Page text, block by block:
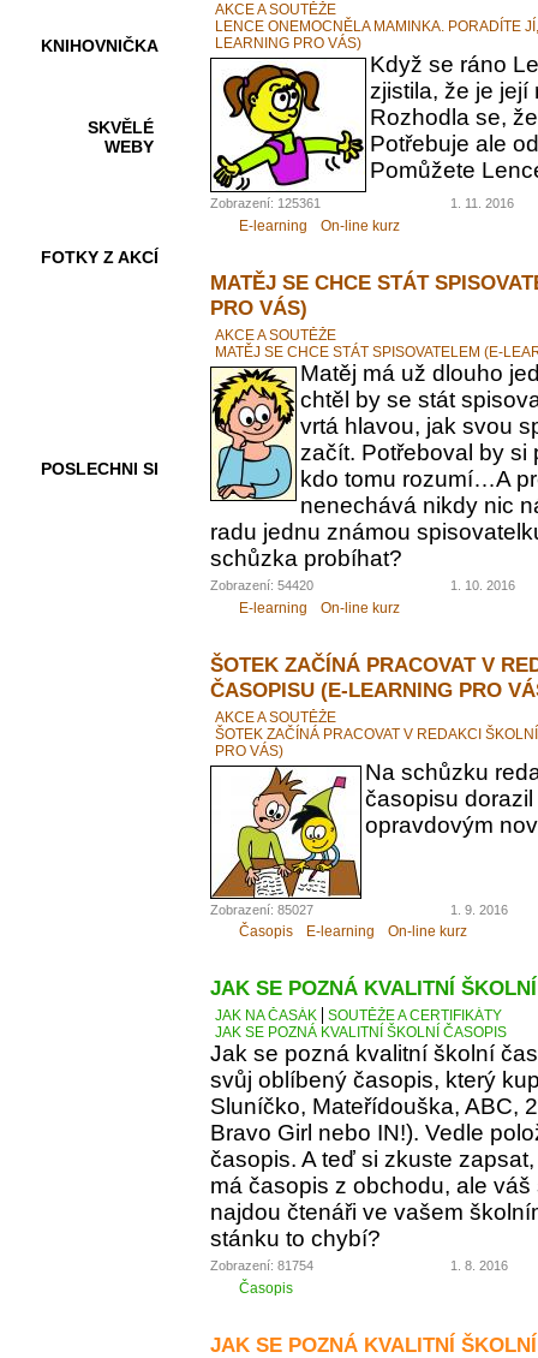
KNIHOVNIČKA
SKVĚLÉ
WEBY
FOTKY Z AKCÍ
POSLECHNI SI
AKCE A SOUTĚŽE
LENCE ONEMOCNĚLA MAMINKA. PORADÍTE
LEARNING PRO VÁS)
Když se ráno
zjistila, že je její
Rozhodla se,
Potřebuje ale
Pomůžete
Zobrazení: 125361 1. 11. 2016
E-learning On-line kurz
MATĚJ SE CHCE STÁT
PRO VÁS)
AKCE A SOUTĚŽE
MATĚJ SE CHCE STÁT SPISOVATELEM (E-
Matěj má už dlouho
chtěl by se stát
vrtá hlavou, jak svou
začít. Potřeboval by si
kdo tomu rozumí…A
nenechává nikdy nic
radu jednu známou
schůzka probíhat?
Zobrazení: 54420 1. 10. 2016
E-learning On-line kurz
ŠOTEK ZAČÍNÁ PRACOVAT V
ČASOPISU (E-LEARNING PRO
AKCE A SOUTĚŽE
ŠOTEK ZAČÍNÁ PRACOVAT V REDAKCI
PRO VÁS)
Na schůzku
časopisu
opravdovým
Zobrazení: 85027 1. 9. 2016
Časopis E-learning On-line kurz
JAK SE POZNÁ KVALITNÍ
JAK NA ČASÁK
SOUTĚŽE A CERTIFIKÁTY
JAK SE POZNÁ KVALITNÍ ŠKOLNÍ ČASOPIS
Jak se pozná kvalitní školní
svůj oblíbený časopis, který
Sluníčko, Mateřídouška, ABC,
Bravo Girl nebo IN!). Vedle
časopis. A teď si zkuste
má časopis z obchodu, ale
najdou čtenáři ve vašem
stánku to chybí?
Zobrazení: 81754 1. 8. 2016
Časopis
JAK SE POZNÁ KVALITNÍ